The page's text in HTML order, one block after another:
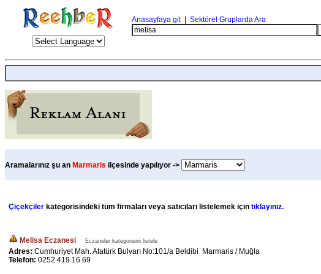
Anasayfaya git| Sektörel Gruplarda Ara
Aramalarınız şu an Marmaris ilçesinde yapılıyor ->
Çiçekçiler kategorisindeki tüm firmaları veya satıcıları listelemek için tıklayınız.
Melisa Eczanesi Eczaneler kategorisini listele
Adres: Cumhuriyet Mah. Atatürk Bulvarı No:101/a Beldibi Marmaris / Muğla
Telefon: 0252 419 16 69